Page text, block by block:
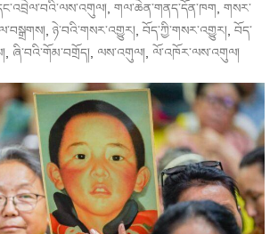
གལ་ཆེན་གནད་དོན་ཁག གསར་
ཉེ་བའི་གསར་འགྱུར། བོད་ཀྱི་གསར་འགྱུར། བོད་
ཞི་བའི་གོམ་བགྲོད། ལས་འགུལ། ལོ་འཁོར་ལས་འགུལ།